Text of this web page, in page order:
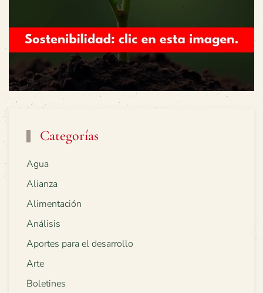
Categorías
Agua
Alianza
Alimentación
Análisis
Aportes para el desarrollo
Arte
Boletines